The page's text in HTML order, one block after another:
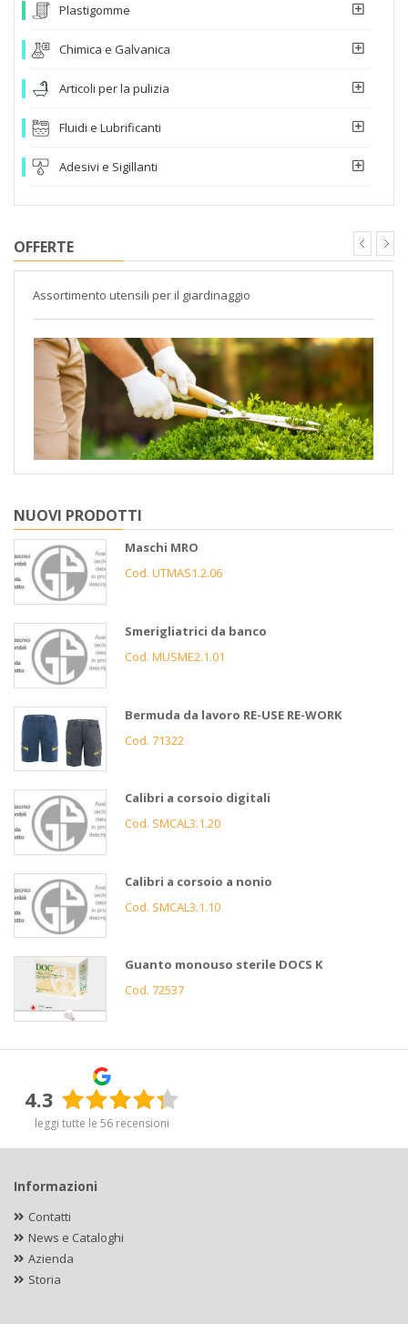
Plastigomme
Chimica e Galvanica
Articoli per la pulizia
Fluidi e Lubrificanti
Adesivi e Sigillanti
OFFERTE
Assortimento utensili per il giardinaggio
NUOVI PRODOTTI
Maschi MRO
Cod. UTMAS1.2.06
Smerigliatrici da banco
Cod. MUSME2.1.01
Bermuda da lavoro RE-USE RE-WORK
Cod. 71322
Calibri a corsoio digitali
Cod. SMCAL3.1.20
Calibri a corsoio a nonio
Cod. SMCAL3.1.10
Guanto monouso sterile DOCS K
Cod. 72537
4.3
leggi tutte le 56 recensioni
Informazioni
Contatti
News e Cataloghi
Azienda
Storia